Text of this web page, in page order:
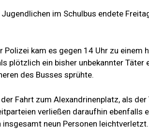
im Schulbus endete
Polizei kam es gegen 14 Uhr zu
plötzlich ein bisher unbekannter Täter
des Busses sprühte.
Fahrt zum Alexandrinenplatz, als
verließen daraufhin ebenfalls
insgesamt neun Personen